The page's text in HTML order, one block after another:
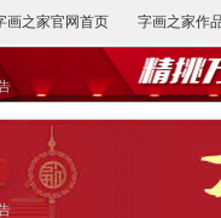
画之家官网首页 字画之家作